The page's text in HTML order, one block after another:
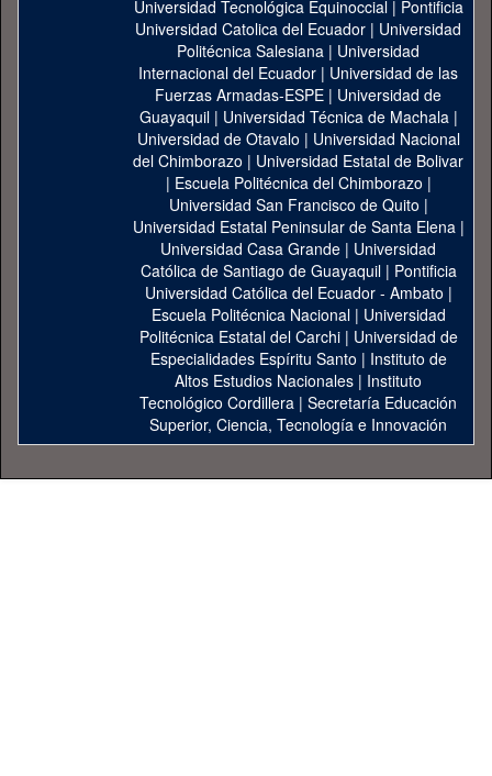
Universidad Tecnológica Equinoccial| Pontificia
Universidad Catolica del Ecuador | Universidad
Politécnica Salesiana | Universidad
Internacional del Ecuador | Universidad de las
Fuerzas Armadas-ESPE | Universidad de
Guayaquil| Universidad Técnica de Machala|
Universidad de Otavalo | Universidad Nacional
del Chimborazo | Universidad Estatal de Bolivar
| Escuela Politécnica del Chimborazo |
Universidad San Francisco de Quito |
Universidad Estatal Peninsular de Santa Elena|
Universidad Casa Grande | Universidad
Católica de Santiago de Guayaquil| Pontificia
Universidad Católica del Ecuador - Ambato |
Escuela Politécnica Nacional| Universidad
Politécnica Estatal del Carchi| Universidad de
Especialidades Espíritu Santo | Instituto de
Altos Estudios Nacionales | Instituto
Tecnológico Cordillera | Secretaría Educación
Superior, Ciencia, Tecnología e Innovación